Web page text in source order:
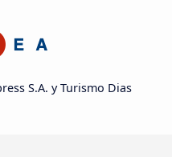
S.A. y Turismo Dias